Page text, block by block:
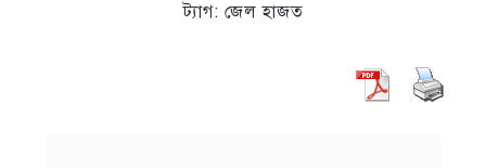
ট্যাগ: জেল হাজত